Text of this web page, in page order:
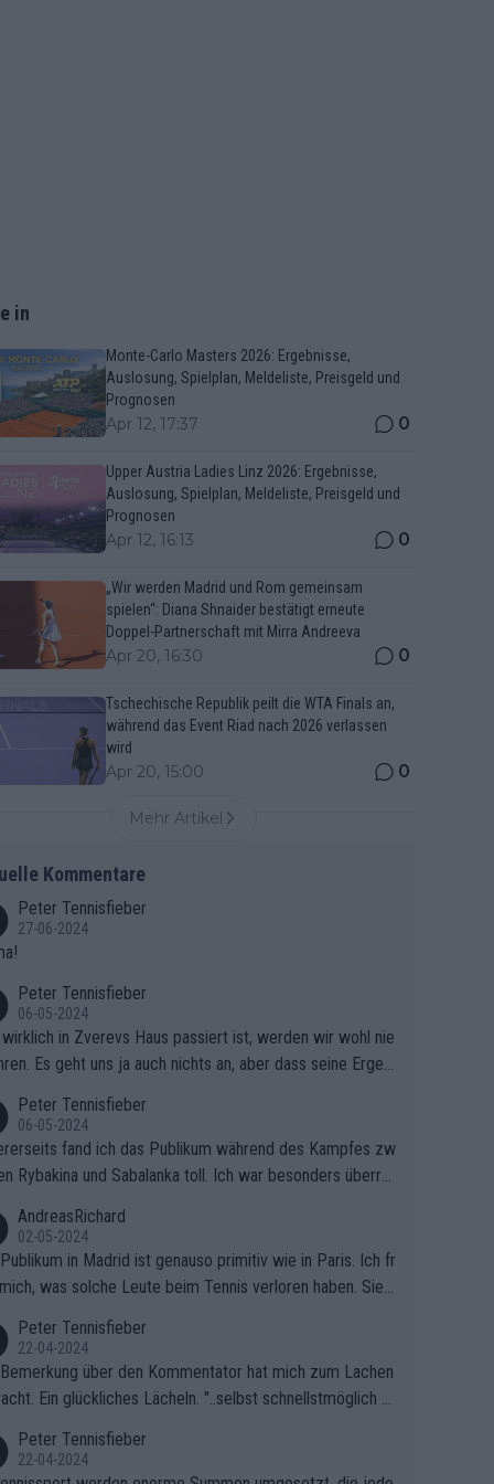
in
Monte-Carlo Masters 2026: Ergebnisse,
Auslosung, Spielplan, Meldeliste, Preisgeld und
Prognosen
Apr 12, 17:37 0
Upper Austria Ladies Linz 2026: Ergebnisse,
Auslosung, Spielplan, Meldeliste, Preisgeld und
Prognosen
Apr 12, 16:13 0
„Wir werden Madrid und Rom gemeinsam
spielen“: Diana Shnaider bestätigt erneute
Doppel-Partnerschaft mit Mirra Andreeva
Apr 20, 16:30 0
Tschechische Republik peilt die WTA Finals an,
während das Event Riad nach 2026 verlassen
wird
Apr 20, 15:00 0
Mehr Artikel
Kommentare
Peter Tennisfieber
27-06-2024
Peter Tennisfieber
06-05-2024
wirklich in Zverevs Haus passiert ist, werden wir wohl nie
Es geht uns ja auch nichts an, aber dass seine Ergeb
Peter Tennisfieber
06-05-2024
fand ich das Publikum während des Kampfes zw
Rybakina und Sabalanka toll. Ich war besonders überras
AndreasRichard
02-05-2024
in Madrid ist genauso primitiv wie in Paris. Ich fr
was solche Leute beim Tennis verloren haben. Sie s
Peter Tennisfieber
22-04-2024
über den Kommentator hat mich zum Lachen
Ein glückliches Lächeln. "..selbst schnellstmöglich na
Peter Tennisfieber
22-04-2024